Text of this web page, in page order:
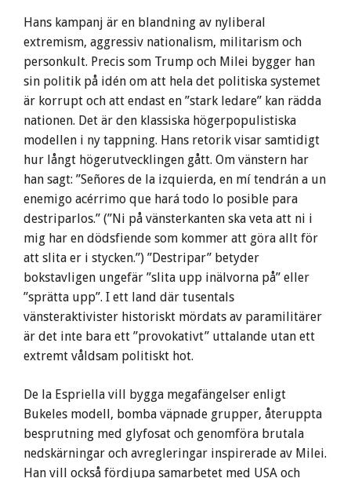
Hans kampanj är en blandning av nyliberal
extremism, aggressiv nationalism, militarism och
personkult. Precis som Trump och Milei bygger han
sin politik på idén om att hela det politiska systemet
är korrupt och att endast en ”stark ledare” kan rädda
nationen. Det är den klassiska högerpopulistiska
modellen i ny tappning. Hans retorik visar samtidigt
hur långt högerutvecklingen gått. Om vänstern har
han sagt: ”Señores de la izquierda, en mí tendrán a un
enemigo acérrimo que hará todo lo posible para
destriparlos.” (”Ni på vänsterkanten ska veta att ni i
mig har en dödsfiende som kommer att göra allt för
att slita er i stycken.”) ”Destripar” betyder
bokstavligen ungefär ”slita upp inälvorna på” eller
”sprätta upp”. I ett land där tusentals
vänsteraktivister historiskt mördats av paramilitärer
är det inte bara ett ”provokativt” uttalande utan ett
extremt våldsam politiskt hot.
De la Espriella vill bygga megafängelser enligt
Bukeles modell, bomba väpnade grupper, återuppta
besprutning med glyfosat och genomföra brutala
nedskärningar och avregleringar inspirerade av Milei.
Han vill också fördjupa samarbetet med USA och